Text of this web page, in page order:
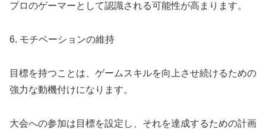
プロのゲーマーとして認識される可能性が高まります。
6. モチベーションの維持
目標を持つことは、ゲームスキルを向上させ続けるための
強力な動機付けになります。
大会への参加は目標を設定し、それを達成するための計画